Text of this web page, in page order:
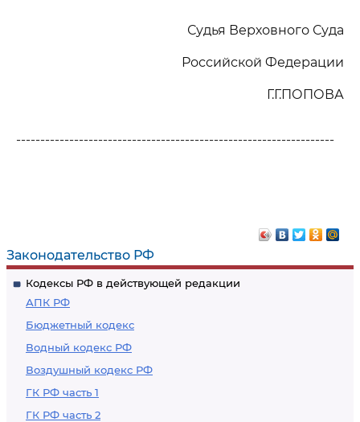
Законодательство РФ
Кодексы РФ в действующей редакции
АПК РФ
Бюджетный кодекс
Водный кодекс РФ
Воздушный кодекс РФ
ГК РФ часть 1
ГК РФ часть 2
Судья Верховного Суда
Российской Федерации
Г.Г.ПОПОВА
------------------------------------------------------------------